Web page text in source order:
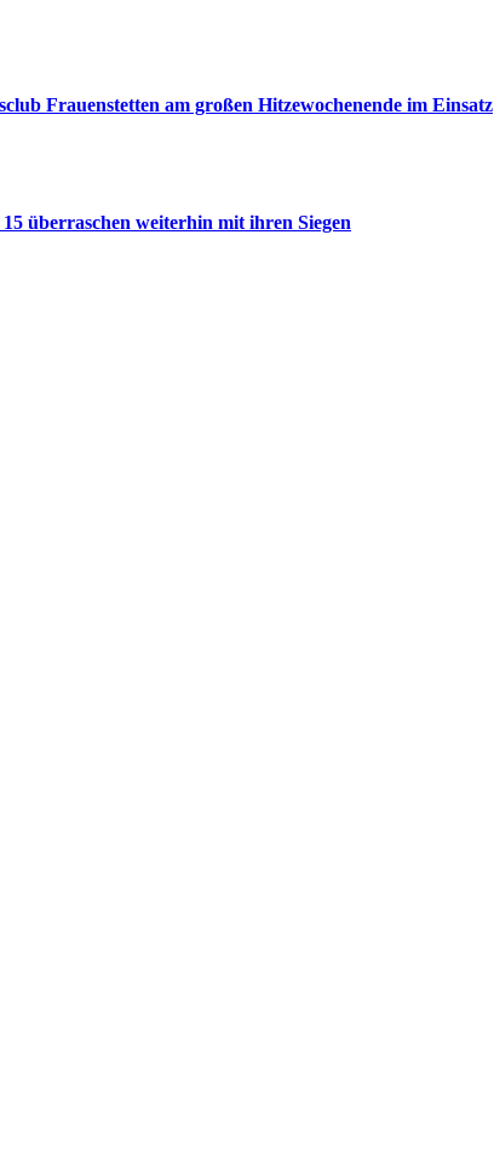
Frauenstetten am großen Hitzewochenende im Einsatz
überraschen weiterhin mit ihren Siegen